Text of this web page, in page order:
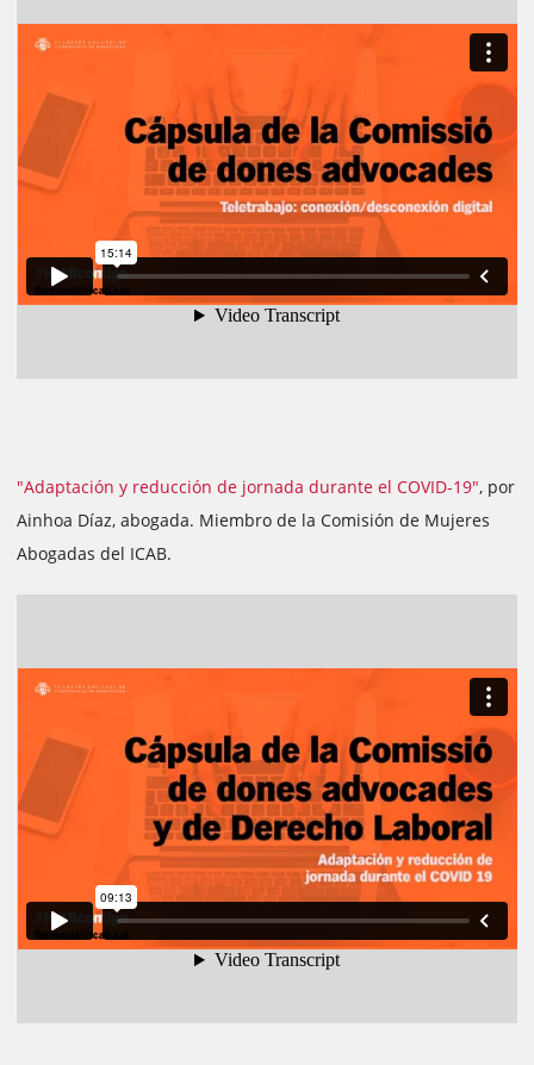
"Adaptación y reducción de jornada durante el COVID-19", por
Ainhoa Díaz, abogada. Miembro de la Comisión de Mujeres
Abogadas del ICAB.